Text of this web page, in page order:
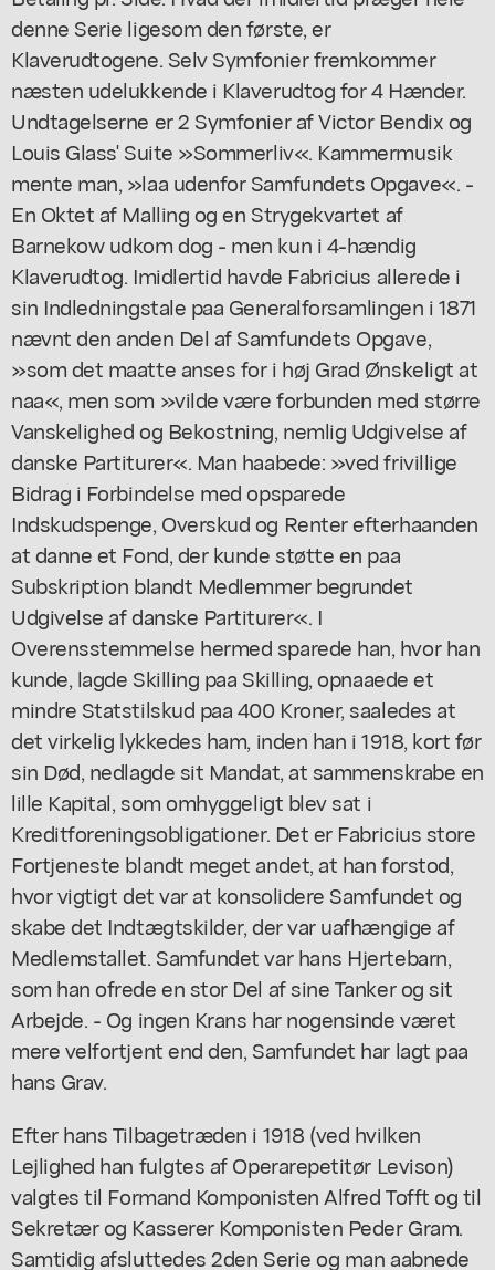
denne Serie ligesom den første, er
Klaverudtogene. Selv Symfonier fremkommer
næsten udelukkende i Klaverudtog for 4 Hænder.
Undtagelserne er 2 Symfonier af Victor Bendix og
Louis Glass' Suite »Sommerliv«. Kammermusik
mente man, »laa udenfor Samfundets Opgave«. -
En Oktet af Malling og en Strygekvartet af
Barnekow udkom dog - men kun i 4-hændig
Klaverudtog. Imidlertid havde Fabricius allerede i
sin Indledningstale paa Generalforsamlingen i 1871
nævnt den anden Del af Samfundets Opgave,
»som det maatte anses for i høj Grad Ønskeligt at
naa«, men som »vilde være forbunden med større
Vanskelighed og Bekostning, nemlig Udgivelse af
danske Partiturer«. Man haabede: »ved frivillige
Bidrag i Forbindelse med opsparede
Indskudspenge, Overskud og Renter efterhaanden
at danne et Fond, der kunde støtte en paa
Subskription blandt Medlemmer begrundet
Udgivelse af danske Partiturer«. I
Overensstemmelse hermed sparede han, hvor han
kunde, lagde Skilling paa Skilling, opnaaede et
mindre Statstilskud paa 400 Kroner, saaledes at
det virkelig lykkedes ham, inden han i 1918, kort før
sin Død, nedlagde sit Mandat, at sammenskrabe en
lille Kapital, som omhyggeligt blev sat i
Kreditforeningsobligationer. Det er Fabricius store
Fortjeneste blandt meget andet, at han forstod,
hvor vigtigt det var at konsolidere Samfundet og
skabe det Indtægtskilder, der var uafhængige af
Medlemstallet. Samfundet var hans Hjertebarn,
som han ofrede en stor Del af sine Tanker og sit
Arbejde. - Og ingen Krans har nogensinde været
mere velfortjent end den, Samfundet har lagt paa
hans Grav.
Efter hans Tilbagetræden i 1918 (ved hvilken
Lejlighed han fulgtes af Operarepetitør Levison)
valgtes til Formand Komponisten Alfred Tofft og til
Sekretær og Kasserer Komponisten Peder Gram.
Samtidig afsluttedes 2den Serie og man aabnede